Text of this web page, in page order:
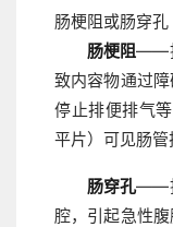
肠梗阻或肠穿孔
肠梗阻——
致内容物通过障
停止排便排气
平片）可见肠管
肠穿孔——
腔，引起急性